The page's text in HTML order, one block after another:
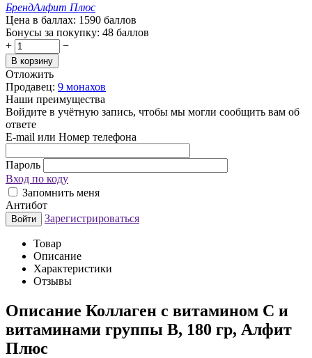
БрендАлфит Плюс
Цена в баллах: 1590 баллов
Бонусы за покупку: 48 баллов
+
−
В корзину
Отложить
Продавец: 9 монахов
Наши преимущества
Войдите в учётную запись, чтобы мы могли сообщить вам об
ответе
E-mail или Номер телефона
Пароль
Вход по коду
Запомнить меня
Антибот
Войти Зарегистрироваться
Товар
Описание
Характеристики
Отзывы
Описание Коллаген с витамином С и
витаминами группы В, 180 гр, Алфит
Плюс